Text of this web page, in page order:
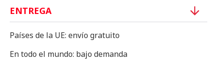
ENTREGA
Países de la UE: envío gratuito
En todo el mundo: bajo demanda